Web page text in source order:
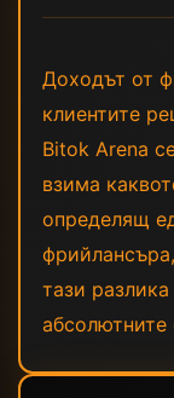
Доходът от
клиентите
Bitok Arena
взима
определящ
тази
абсолютните